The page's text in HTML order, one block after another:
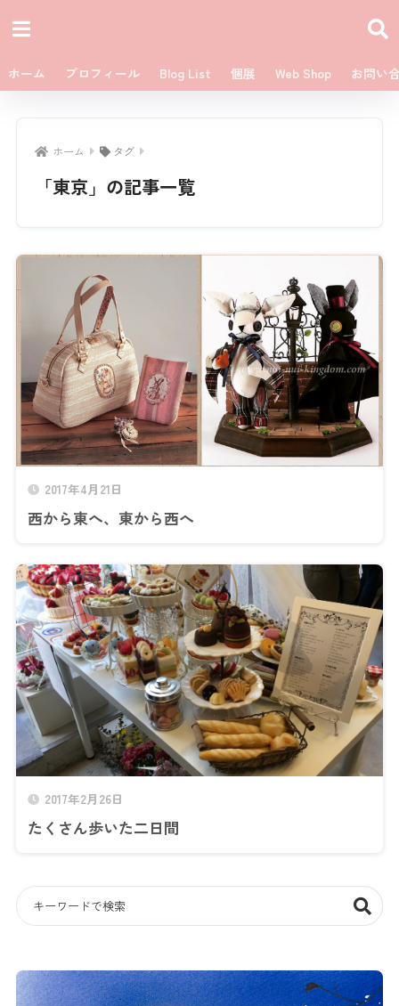
ホーム プロフィール Blog List 個展 Web Shop お問い
ホーム タグ
「東京」の記事一覧
2017年4月21日
西から東へ、東から西へ
2017年2月26日
たくさん歩いた二日間